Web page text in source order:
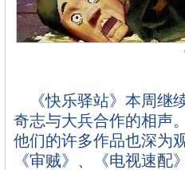
《快乐驿站》本周继
奇志与大兵合作的相声
他们的许多作品也深为
《审贼》、《电视速